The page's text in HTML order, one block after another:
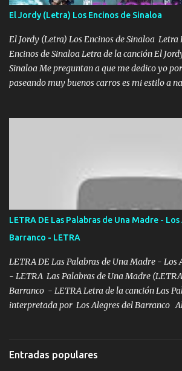
madre no quiero dejar de tenerte no ayuda la
chile quisiera ser menos de ti dependiente la
encierra princesa tu sabes que nunca saldras
la peligro...
El Jordy (Letra) Los Encinos de Sinaloa
El Jordy (Letra) Los Encinos de Sinaloa Letra
Encinos de Sinaloa Letra de la canción El
Sinaloa Me preguntan a que me dedico yo
paseando muy buenos carros es mi estilo a
tumbaron prisionero en caliente me llevaron
que estaban muy raros me gritaba a donde
enfiesto me gusta vivir en grande más me
responsable hay rateros envidiosos que no
me cuida de las maldades Pa el equipo aquí
que conmigo aquí tiene mi respaldo...
LETRA DE Las Palabras de Una Madre -
Barranco - LETRA
LETRA DE Las Palabras de Una Madre - Los
- LETRA Las Palabras de Una Madre
Barranco - LETRA Letra de la canción Las
interpretada por Los Alegres del Barranco
viento a su hijo y aunque ahora ya este con
quiso, él tiempo sigue pasando y nunca te
Entradas populares